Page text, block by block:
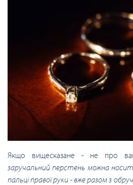
Якщо вищесказане - не про
заручальний перстень можна
пальці правої руки - вже разом з